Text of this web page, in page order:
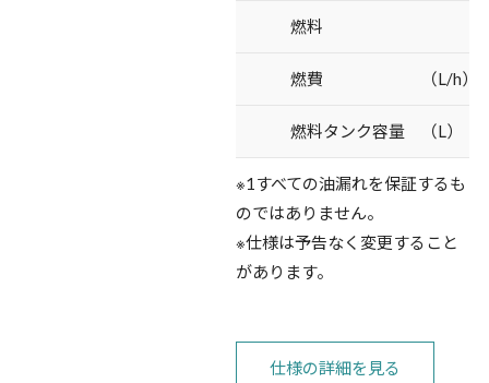
燃料
燃費 （L/h）
燃料タンク容量 （L）
※1すべての油漏れを保証するも
のではありません。
※仕様は予告なく変更すること
があります。
仕様の詳細を見る